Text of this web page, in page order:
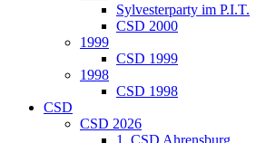
Sylvesterparty im P.I.T.
CSD 2000
1999
CSD 1999
1998
CSD 1998
CSD
CSD 2026
1. CSD Ahrensburg